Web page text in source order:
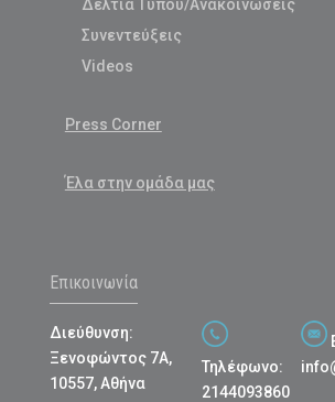
Δελτία Τύπου/Ανακοινώσεις
Συνεντεύξεις
Videos
Press Corner
Έλα στην ομάδα μας
Επικοινωνία
Διεύθυνση:
Ξενοφώντος 7Α,
10557, Αθήνα
Τηλέφωνο:
2144093860